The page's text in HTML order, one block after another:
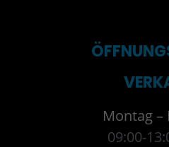
Montag –
09:00-